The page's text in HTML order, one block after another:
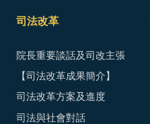
司法改革
院長重要談話及司改主張
【司法改革成果簡介】
司法改革方案及進度
司法與社會對話